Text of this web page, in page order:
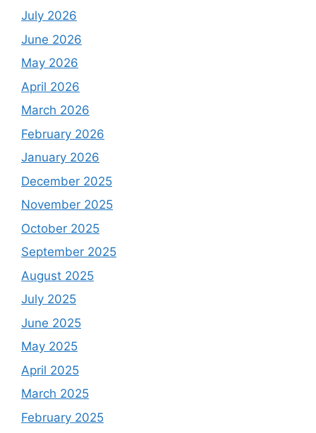
July 2026
June 2026
May 2026
April 2026
March 2026
February 2026
January 2026
December 2025
November 2025
October 2025
September 2025
August 2025
July 2025
June 2025
May 2025
April 2025
March 2025
February 2025